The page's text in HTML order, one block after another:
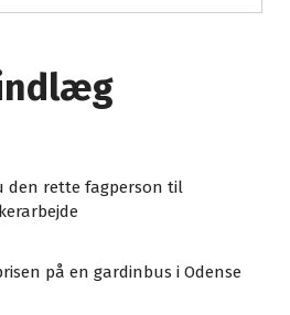
den rette fagperson til
på en gardinbus i Odense